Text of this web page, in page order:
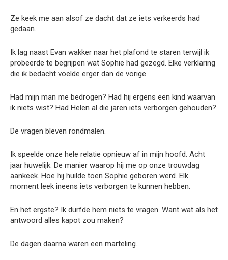
Ze keek me aan alsof ze dacht dat ze iets verkeerds had
gedaan.
Ik lag naast Evan wakker naar het plafond te staren terwijl ik
probeerde te begrijpen wat Sophie had gezegd. Elke verklaring
die ik bedacht voelde erger dan de vorige.
Had mijn man me bedrogen? Had hij ergens een kind waarvan
ik niets wist? Had Helen al die jaren iets verborgen gehouden?
De vragen bleven rondmalen.
Ik speelde onze hele relatie opnieuw af in mijn hoofd. Acht
jaar huwelijk. De manier waarop hij me op onze trouwdag
aankeek. Hoe hij huilde toen Sophie geboren werd. Elk
moment leek ineens iets verborgen te kunnen hebben.
En het ergste? Ik durfde hem niets te vragen. Want wat als het
antwoord alles kapot zou maken?
De dagen daarna waren een marteling.